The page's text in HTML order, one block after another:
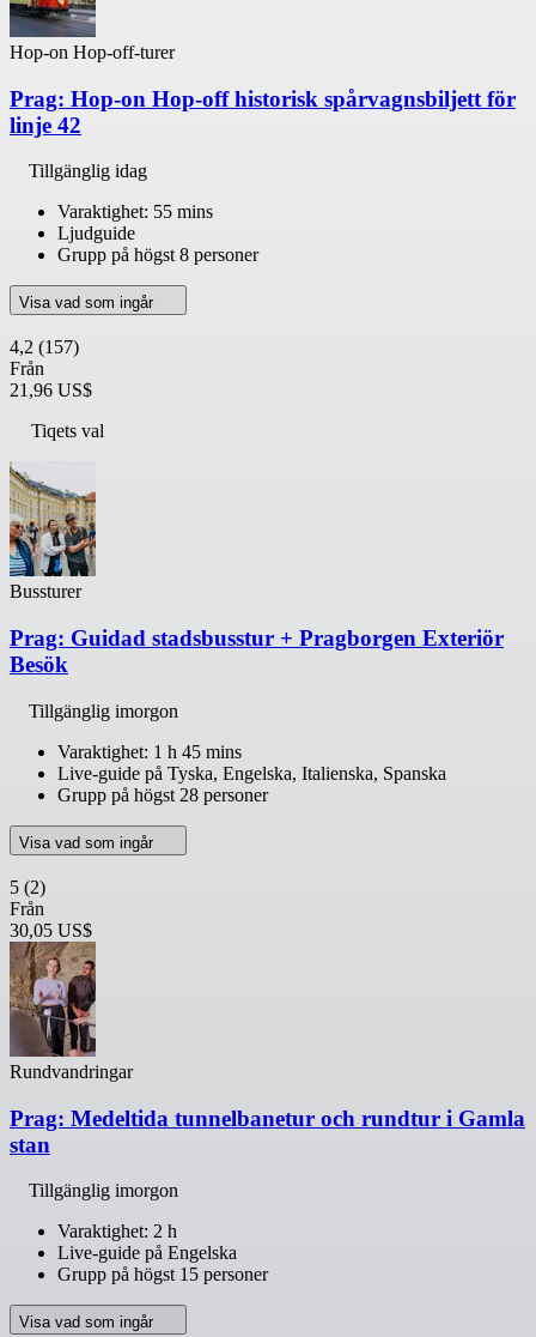
Hop-on Hop-off-turer
Prag: Hop-on Hop-off historisk spårvagnsbiljett för
linje 42
Tillgänglig idag
Varaktighet: 55 mins
Ljudguide
Grupp på högst 8 personer
Visa vad som ingår
4,2 (157)
Från
21,96 US$
Tiqets val
Bussturer
Prag: Guidad stadsbusstur + Pragborgen Exteriör
Besök
Tillgänglig imorgon
Varaktighet: 1 h 45 mins
Live-guide på Tyska, Engelska, Italienska, Spanska
Grupp på högst 28 personer
Visa vad som ingår
5 (2)
Från
30,05 US$
Rundvandringar
Prag: Medeltida tunnelbanetur och rundtur i Gamla
stan
Tillgänglig imorgon
Varaktighet: 2 h
Live-guide på Engelska
Grupp på högst 15 personer
Visa vad som ingår